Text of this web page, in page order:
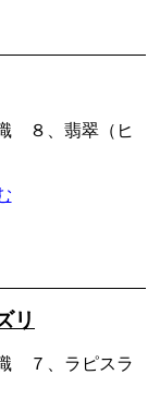
８、翡翠（ヒ
リ
７、ラピスラ